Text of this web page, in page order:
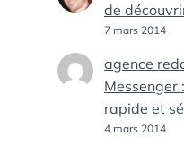
de
7 mars 2014
agence
Messenger
rapide et
4 mars 2014